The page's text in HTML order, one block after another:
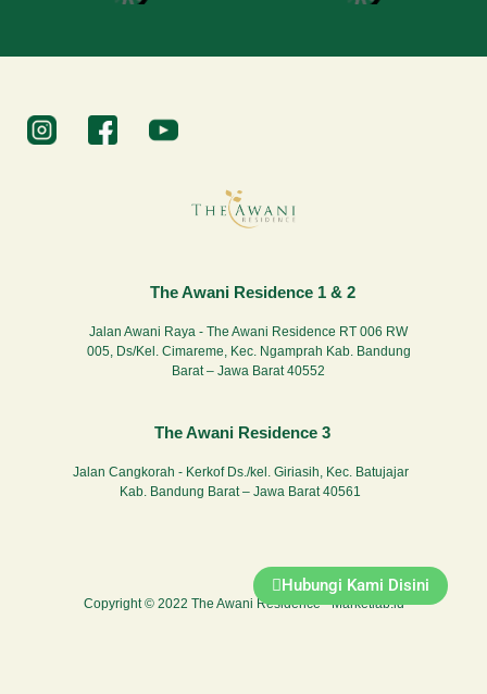
The Awani Residence 1 & 2
Jalan Awani Raya - The Awani Residence RT 006 RW
005, Ds/Kel. Cimareme, Kec. Ngamprah Kab. Bandung
Barat – Jawa Barat 40552
The Awani Residence 3
Jalan Cangkorah - Kerkof Ds./kel. Giriasih, Kec. Batujajar
Kab. Bandung Barat – Jawa Barat 40561
Copyright © 2022 The Awani Residence -Marketlab.id
Hubungi Kami Disini